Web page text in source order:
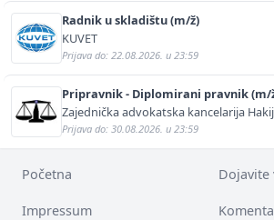
Radnik u skladištu (m/ž)
KUVET
Prijava do: 22.08.2026. u 23:59
Pripravnik - Diplomirani pravnik (m/
Zajednička advokatska kancelarija
Kurtović
Prijava do: 30.08.2026. u 23:59
Početna Dojavite
Impressum